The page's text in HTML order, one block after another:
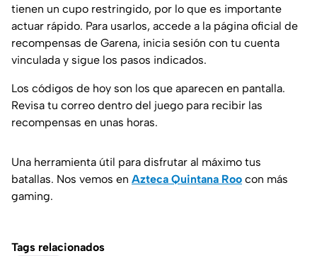
tienen un cupo restringido, por lo que es importante
actuar rápido. Para usarlos, accede a la página oficial de
recompensas de Garena, inicia sesión con tu cuenta
vinculada y sigue los pasos indicados.
Los códigos de hoy son los que aparecen en pantalla.
Revisa tu correo dentro del juego para recibir las
recompensas en unas horas.
Una herramienta útil para disfrutar al máximo tus
batallas. Nos vemos en Azteca Quintana Roo con más
gaming.
Tags relacionados